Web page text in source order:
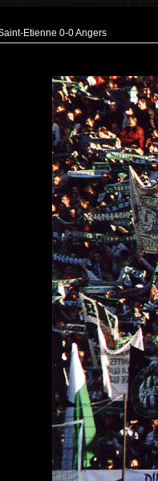
Etienne 0-0 Angers